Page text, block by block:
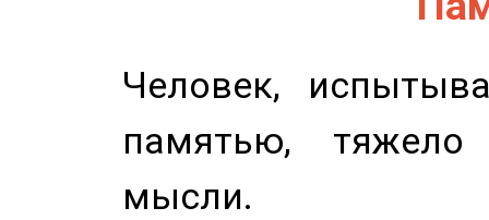
Человек,
памятью,
мысли.